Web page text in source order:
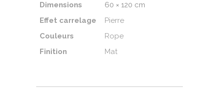
Dimensions
60 × 120 cm
Effet carrelage
Pierre
Couleurs
Rope
Finition
Mat